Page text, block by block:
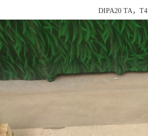
TA，T4